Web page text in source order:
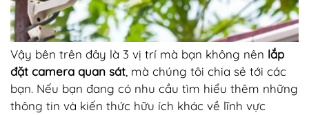
Vậy bên trên đây là 3 vị trí mà bạn không nên lắp
đặt camera quan sát, mà chúng tôi chia sẻ tới các
bạn. Nếu bạn đang có nhu cầu tìm hiểu thêm những
thông tin và kiến thức hữu ích khác về lĩnh vực